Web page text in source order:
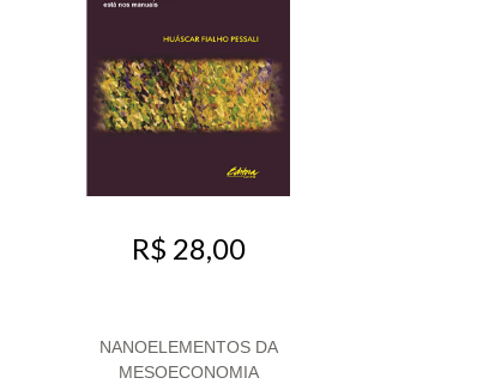
R$ 28,00
NANOELEMENTOS DA
MESOECONOMIA